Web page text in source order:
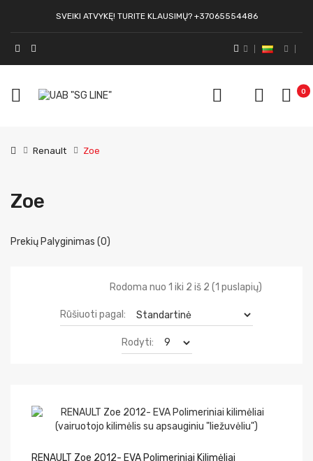
SVEIKI ATVYKĘ! TURITE KLAUSIMŲ? +37065554486
0
Renault Zoe
Zoe
Prekių Palyginimas (0)
Rodoma nuo 1 iki 2 iš 2 (1 puslapių)
Rūšiuoti pagal:
Rodyti:
RENAULT Zoe 2012- EVA Polimeriniai Kilimėliai